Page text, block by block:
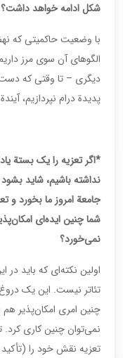
شکل ادامه خواهد داشت؟
با وضعیت حاکمیتی که
الگوهای آن سوی مرز
دیگری – تا وقتی که
پدیدة درام نپردازیم،
*اگر تعزیه را یک بستة
نداشته باشیم، شاید
جامعة ‌امروز ما بخورد و
شما چنین ایده‌ای
نمی‌خورد؟
اولین نکته‌ای که باید
تئاتر نیست. این یک
چنین امری امکان‌پذیر
نمی‌توان چنین کاری کرد.
تعزیه نقش خود را